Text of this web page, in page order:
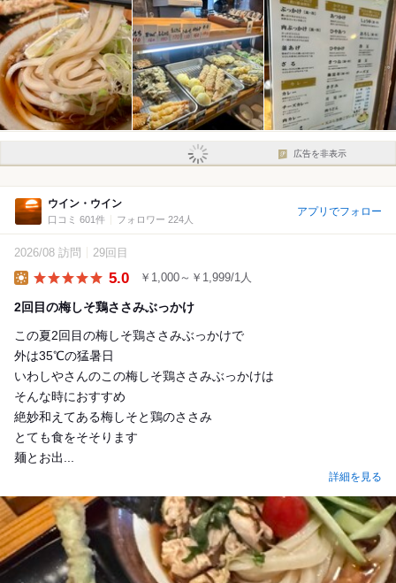
広告を非表示
ウイン・ウイン
口コミ 601件 フォロワー 224人
アプリでフォロー
2026/08 訪問 29回目
5.0 ￥1,000～￥1,999/1人
2回目の梅しそ鶏ささみぶっかけ
この夏2回目の梅しそ鶏ささみぶっかけで
外は35℃の猛暑日
いわしやさんのこの梅しそ鶏ささみぶっかけは
そんな時におすすめ
絶妙和えてある梅しそと鶏のささみ
とても食をそそります
麺とお出...
詳細を見る